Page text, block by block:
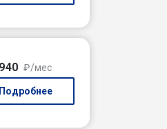
940 ₽/мес
Подробнее